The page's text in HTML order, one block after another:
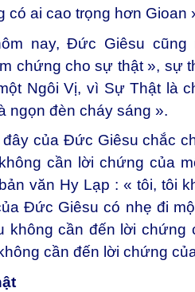
có ai cao trọng hơn Gioan
nay, Đức Giêsu
chứng cho sự thật », sự
Ngôi Vị, vì Sự Thật là
ngọn đèn cháy sáng ».
của Đức Giêsu chắc
cần lời chứng của
văn Hy Lạp : « tôi, tôi
Đức Giêsu có nhẹ đi
không cần đến lời chứng
cần đến lời chứng